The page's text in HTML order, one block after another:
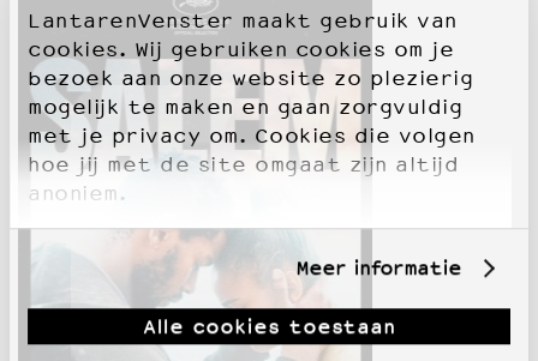
LantarenVenster maakt gebruik van
cookies. Wij gebruiken cookies om je
bezoek aan onze website zo plezierig
mogelijk te maken en gaan zorgvuldig
met je privacy om. Cookies die volgen
hoe jij met de site omgaat zijn altijd
anoniem.
Meer informatie
Alle cookies toestaan